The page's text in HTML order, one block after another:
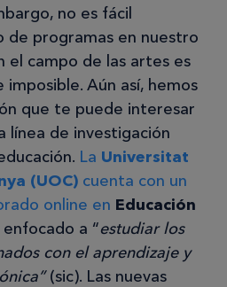
no es fácil
programas en nuestro
el campo de las artes es
Aún así, hemos
que te puede interesar
línea de investigación
La Universitat
(UOC) cuenta con un
online en Educación
enfocado a “estudiar los
con el aprendizaje y
(sic). Las nuevas